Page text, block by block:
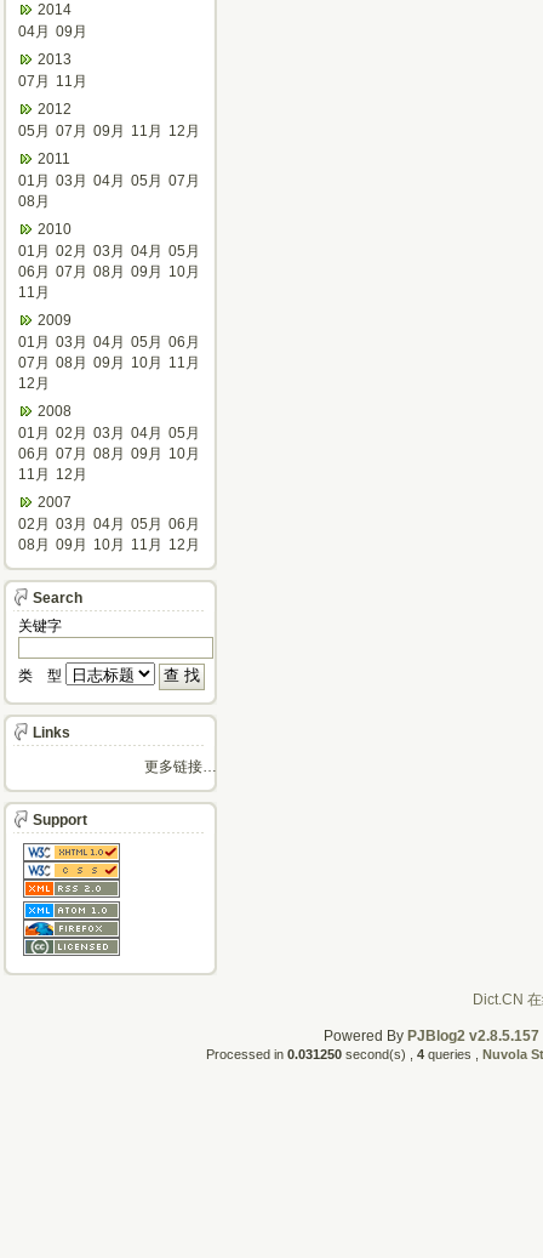
2014
04月 09月
2013
07月
11月
2012
05月 07月 09月 11月
12月
2011
01月 03月 04月 05月 07月
08月
2010
01月 02月 03月 04月 05月
06月 07月 08月 09月
10月
11月
2009
01月 03月 04月 05月 06月
07月 08月 09月 10月
11月
12月
2008
01月 02月 03月 04月 05月
06月 07月 08月 09月
10月
11月
12月
2007
02月 03月 04月 05月 06月
08月 09月 10月 11月 12月
Search
关键字
类 型
Links
更多链接…
Support
Powered By PJBlog2 v2.8.5.157
Processed in 0.031250 second(s) , 4 queries , Nuvola